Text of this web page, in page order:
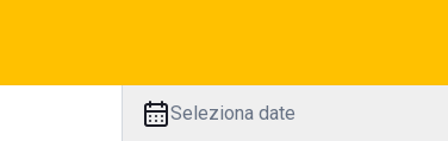
Seleziona date